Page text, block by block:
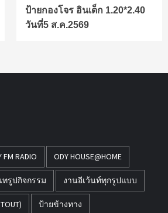
ป้ายกองโจร อินเด็ก 1.20*2.40
วันที่5 ส.ค.2569
FM RADIO ODY HOUSE@HOME
ทรูปกิจกรรม งานอีเว้นท์ทุกรูปแบบ
ป้ายข้างทาง